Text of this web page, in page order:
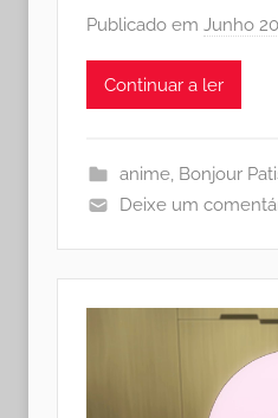
Publicado em Junho
Continuar a ler
anime, Bonjour
Deixe um